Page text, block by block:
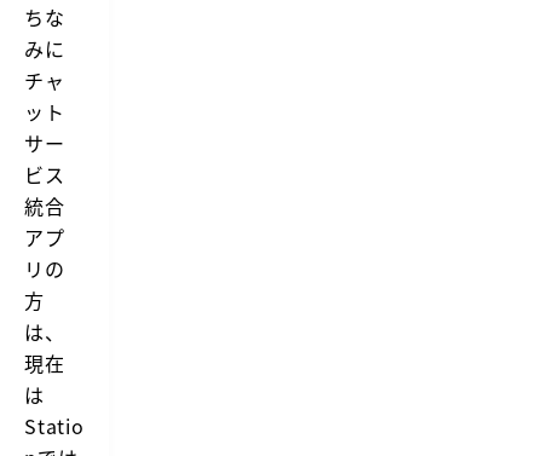
ちな
みに
チャ
ット
サー
ビス
統合
アプ
リの
方
は、
現在
は
Statio